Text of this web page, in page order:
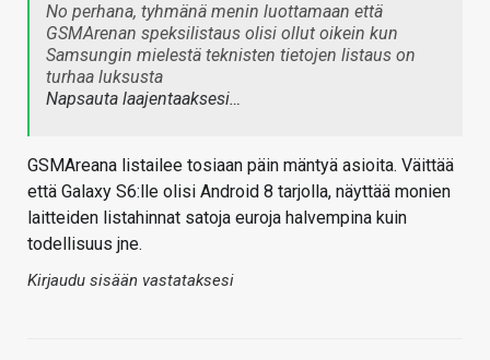
No perhana, tyhmänä menin luottamaan että
GSMArenan speksilistaus olisi ollut oikein kun
Samsungin mielestä teknisten tietojen listaus on
turhaa luksusta
Napsauta laajentaaksesi…
GSMAreana listailee tosiaan päin mäntyä asioita. Väittää
että Galaxy S6:lle olisi Android 8 tarjolla, näyttää monien
laitteiden listahinnat satoja euroja halvempina kuin
todellisuus jne.
Kirjaudu sisään vastataksesi